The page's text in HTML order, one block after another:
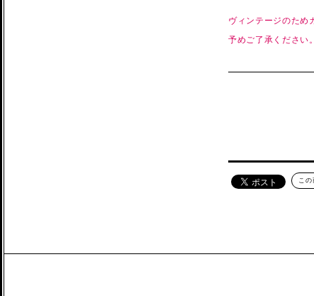
ヴィンテージのため
予めご了承ください。
この